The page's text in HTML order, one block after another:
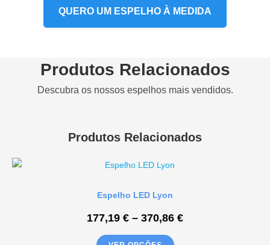
QUERO UM ESPELHO À MEDIDA
Produtos Relacionados
Descubra os nossos espelhos mais vendidos.
Produtos Relacionados
Espelho LED Lyon
177,19 € – 370,86 €